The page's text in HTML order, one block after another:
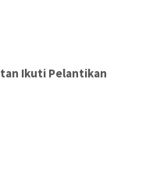
Ikuti Pelantikan
Polder Merauke